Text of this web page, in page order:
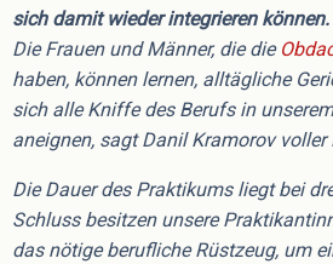
sich damit wieder integrieren können.
Die Frauen und Männer, die die
haben, können lernen, alltägliche
sich alle Kniffe des Berufs in
aneignen, sagt Danil Kramorov voller
Die Dauer des Praktikums liegt bei
Schluss besitzen unsere
das nötige berufliche Rüstzeug, um